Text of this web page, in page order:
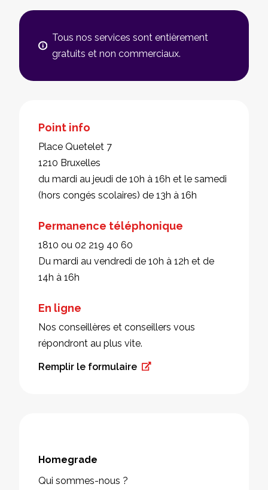
Tous nos services sont entièrement
gratuits et non commerciaux.
Point info
Place Quetelet 7
1210 Bruxelles
du mardi au jeudi de 10h à 16h et le samedi
(hors congés scolaires) de 13h à 16h
Permanence téléphonique
1810 ou 02 219 40 60
Du mardi au vendredi de 10h à 12h et de
14h à 16h
En ligne
Nos conseillères et conseillers vous
répondront au plus vite.
Remplir le formulaire
Homegrade
Qui sommes-nous ?